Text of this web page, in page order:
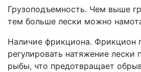
Грузоподъемность. Чем выше
тем больше лески можно
Наличие фрикциона. Фрикцион
регулировать натяжение
рыбы, что предотвращает